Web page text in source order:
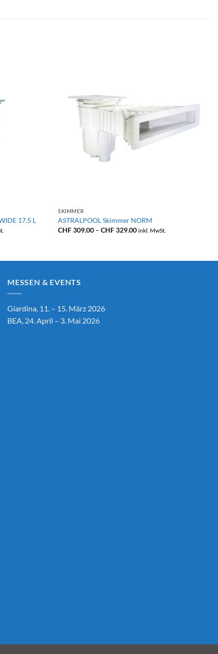
17.5 L
SKIMMER
ASTRALPOOL Skimmer NORM
CHF309.00 –CHF329.00Preisspanne:
inkl. MwSt.
MESSEN & EVENTS
Giardina, 11. – 15. März 2026
BEA, 24. April – 3. Mai 2026